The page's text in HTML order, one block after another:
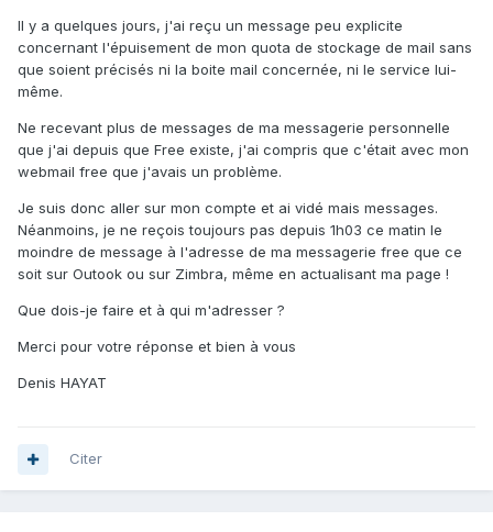
Il y a quelques jours, j'ai reçu un message peu explicite
concernant l'épuisement de mon quota de stockage de mail sans
que soient précisés ni la boite mail concernée, ni le service lui-
même.
Ne recevant plus de messages de ma messagerie personnelle
que j'ai depuis que Free existe, j'ai compris que c'était avec mon
webmail free que j'avais un problème.
Je suis donc aller sur mon compte et ai vidé mais messages.
Néanmoins, je ne reçois toujours pas depuis 1h03 ce matin le
moindre de message à l'adresse de ma messagerie free que ce
soit sur Outook ou sur Zimbra, même en actualisant ma page !
Que dois-je faire et à qui m'adresser ?
Merci pour votre réponse et bien à vous
Denis HAYAT
Citer